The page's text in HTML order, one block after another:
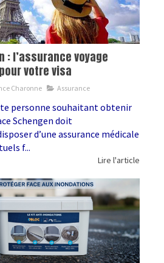
: l’assurance voyage
votre visa
Charonne Assurance
personne souhaitant obtenir
Schengen doit
d’une assurance médicale
f...
Lire l'article